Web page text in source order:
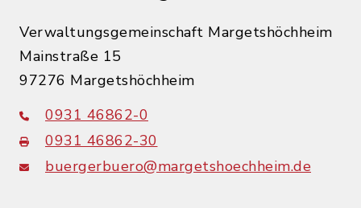
Verwaltungsgemeinschaft Margetshöchheim
Mainstraße 15
97276 Margetshöchheim
0931 46862-0
0931 46862-30
buergerbuero@margetshoechheim.de